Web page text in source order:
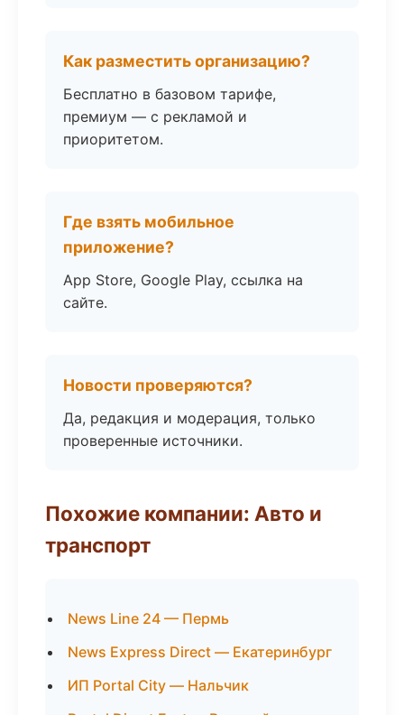
Как разместить организацию?
Бесплатно в базовом тарифе,
премиум — с рекламой и
приоритетом.
Где взять мобильное
приложение?
App Store, Google Play, ссылка на
сайте.
Новости проверяются?
Да, редакция и модерация, только
проверенные источники.
Похожие компании: Авто и
транспорт
News Line 24 — Пермь
News Express Direct — Екатеринбург
ИП Portal City — Нальчик